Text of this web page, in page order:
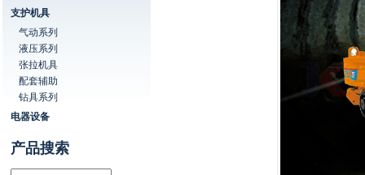
支护机具
气动系列
液压系列
张拉机具
配套辅助
钻具系列
电器设备
产品搜索